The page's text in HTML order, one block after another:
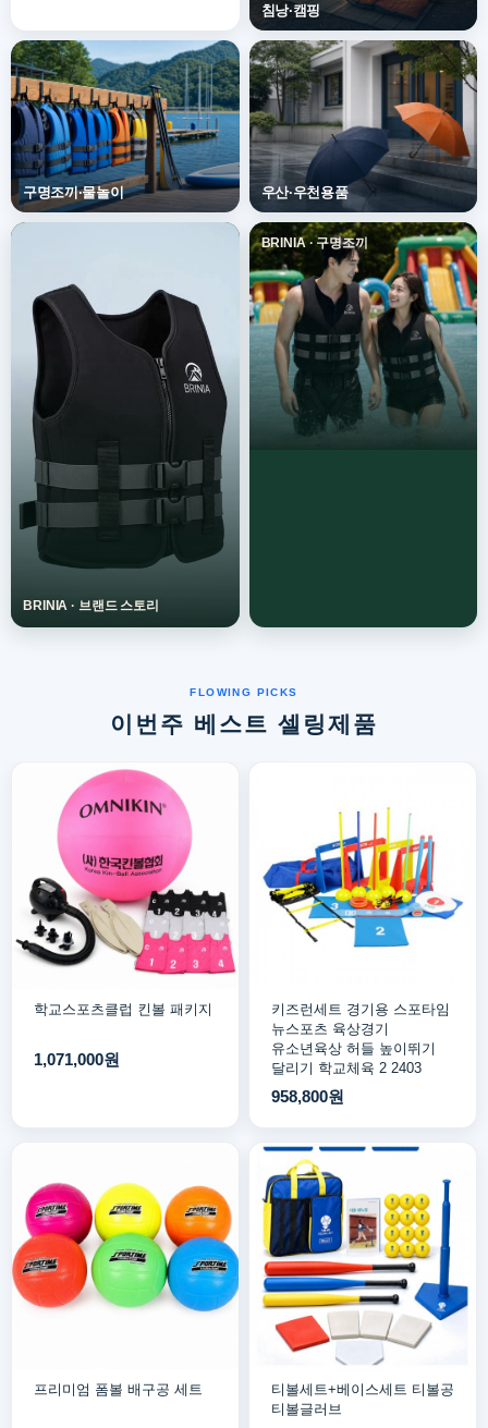
이번주 베스트 셀링제품
학교스포츠클럽 킨볼 패키지
1,071,000원
키즈런세트 경기용 스포타임
뉴스포츠 육상경기
유소년육상 허들 높이뛰기
달리기 학교체육 2 2403
958,800원
프리미엄 폼볼 배구공 세트
티볼세트+베이스세트 티볼공
티볼글러브